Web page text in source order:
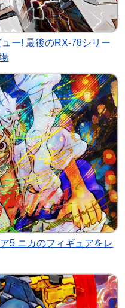
ー! 最後のRX-78シリー
5 ニカのフィギュアをレ